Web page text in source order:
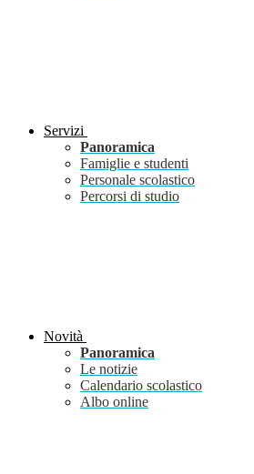
Servizi
Panoramica
Famiglie e studenti
Personale scolastico
Percorsi di studio
Novità
Panoramica
Le notizie
Calendario scolastico
Albo online